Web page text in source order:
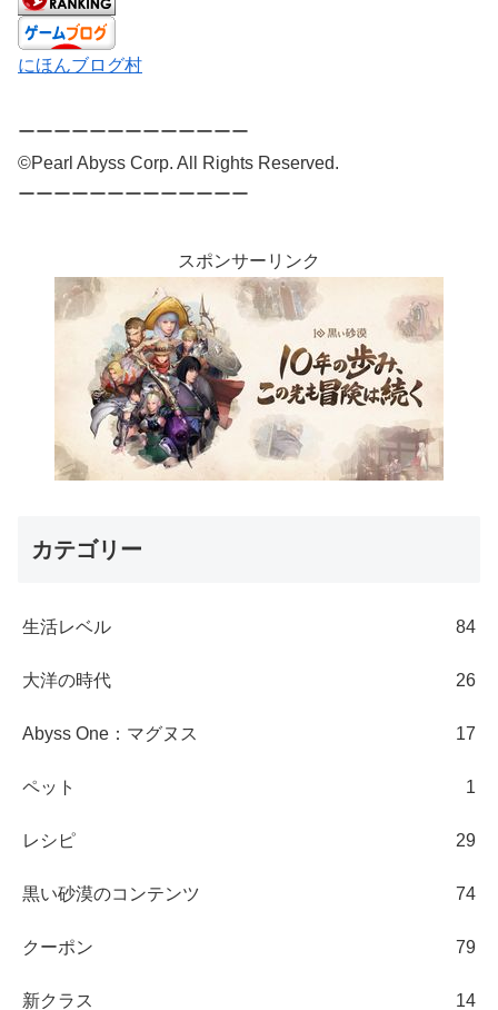
にほんブログ村
ーーーーーーーーーーーーー
©Pearl Abyss Corp. All Rights Reserved.
ーーーーーーーーーーーーー
スポンサーリンク
カテゴリー
生活レベル 84
大洋の時代 26
Abyss One：マグヌス 17
ペット 1
レシピ 29
黒い砂漠のコンテンツ 74
クーポン 79
新クラス 14